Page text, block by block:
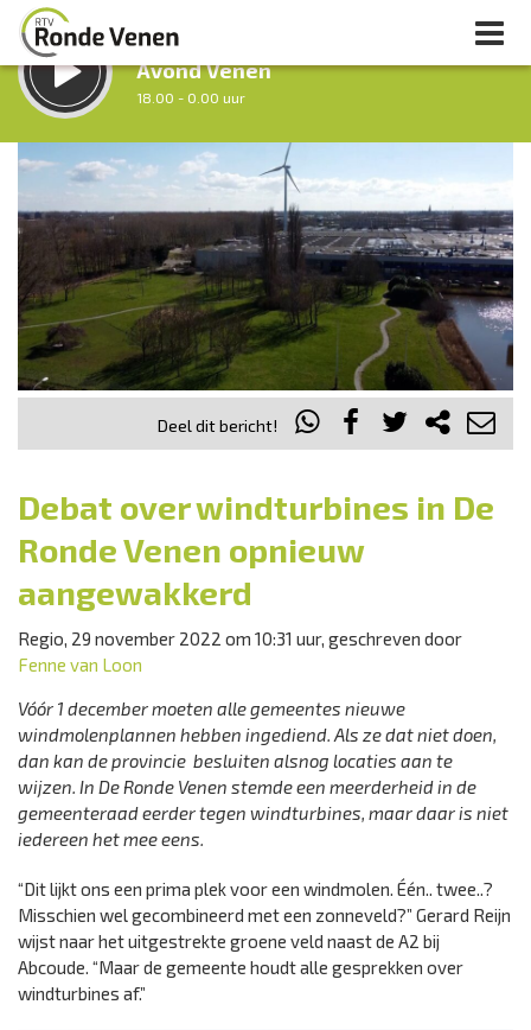
LUISTER LIVE:
Avond Venen
18.00 - 0.00 uur
Nacht van De Ronde Venen
0.00 - 7.00 uur
Vorig uur
uur 1 van 0 Volgend uur
Inklappen
Deel dit bericht!
Debat over windturbines in De
Ronde Venen opnieuw
aangewakkerd
Regio, 29 november 2022 om 10:31 uur, geschreven door
Fenne van Loon
Vóór 1 december moeten alle gemeentes nieuwe
windmolenplannen hebben ingediend. Als ze dat niet doen,
dan kan de provincie besluiten alsnog locaties aan te
wijzen. In De Ronde Venen stemde een meerderheid in de
gemeenteraad eerder tegen windturbines, maar daar is niet
iedereen het mee eens.
“Dit lijkt ons een prima plek voor een windmolen. Één.. twee..?
Misschien wel gecombineerd met een zonneveld?” Gerard Reijn
wijst naar het uitgestrekte groene veld naast de A2 bij
Abcoude. “Maar de gemeente houdt alle gesprekken over
windturbines af.”